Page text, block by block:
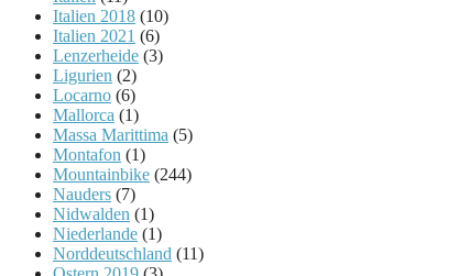
Italien 2018 (10)
Italien 2021 (6)
Lenzerheide (3)
Ligurien (2)
Locarno (6)
Mallorca (1)
Massa Marittima (5)
Montafon (1)
Mountainbike (244)
Nauders (7)
Nidwalden (1)
Niederlande (1)
Norddeutschland (11)